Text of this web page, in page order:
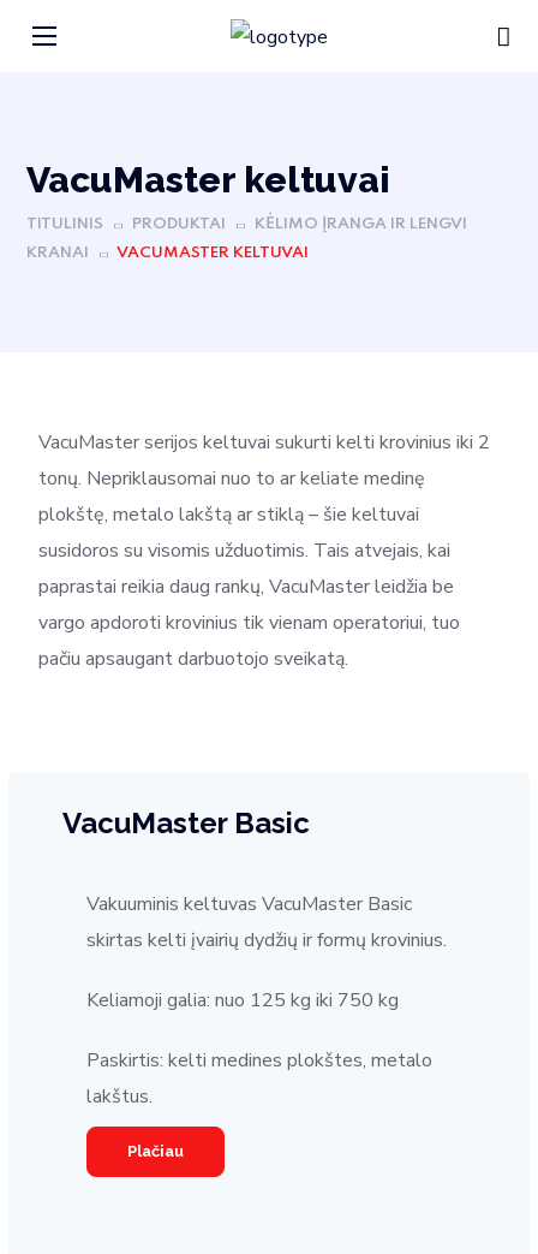
VacuMaster keltuvai
TITULINIS PRODUKTAI
KĖLIMO ĮRANGA IR LENGVI
KRANAI
VACUMASTER KELTUVAI
VacuMaster serijos keltuvai sukurti kelti krovinius iki 2
tonų. Nepriklausomai nuo to ar keliate medinę
plokštę, metalo lakštą ar stiklą – šie keltuvai
susidoros su visomis užduotimis. Tais atvejais, kai
paprastai reikia daug rankų, VacuMaster leidžia be
vargo apdoroti krovinius tik vienam operatoriui, tuo
pačiu apsaugant darbuotojo sveikatą.
VacuMaster Basic
Vakuuminis keltuvas VacuMaster Basic
skirtas kelti įvairių dydžių ir formų krovinius.
Keliamoji galia: nuo 125 kg iki 750 kg
Paskirtis: kelti medines plokštes, metalo
lakštus.
Plačiau